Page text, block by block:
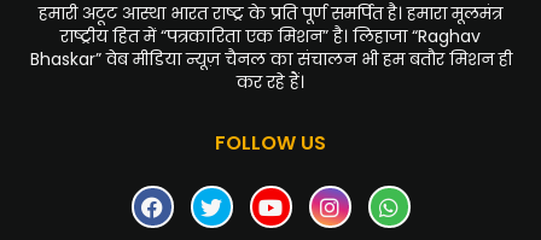
हमारी अटूट आस्था भारत राष्ट्र के प्रति पूर्ण समर्पित है। हमारा मूलमंत्र
राष्ट्रीय हित में “पत्रकारिता एक मिशन” है। लिहाजा “Raghav
Bhaskar” वेब मीडिया न्यूज़ चैनल का संचालन भी हम बतौर मिशन ही
कर रहे हैं।
FOLLOW US